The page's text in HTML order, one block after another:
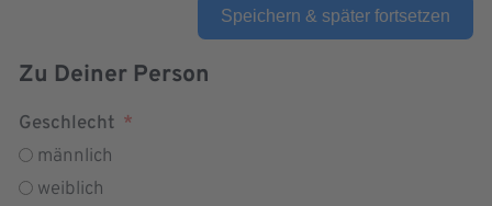
Speichern & später fortsetzen
Zu Deiner Person
Geschlecht
männlich
weiblich